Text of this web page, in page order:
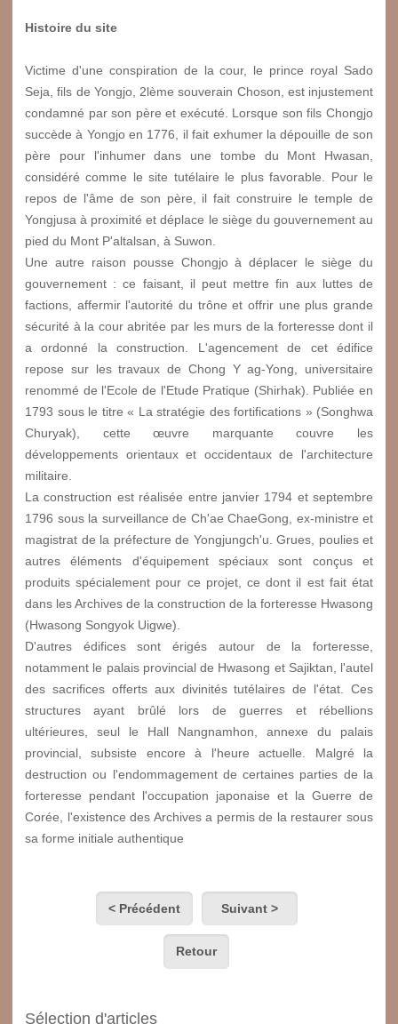
Histoire du site
Victime d'une conspiration de la cour, le prince royal Sado
Seja, fils de Yongjo, 2lème souverain Choson, est injustement
condamné par son père et exécuté. Lorsque son fils Chongjo
succède à Yongjo en 1776, il fait exhumer la dépouille de son
père pour l'inhumer dans une tombe du Mont Hwasan,
considéré comme le site tutélaire le plus favorable. Pour le
repos de l'âme de son père, il fait construire le temple de
Yongjusa à proximité et déplace le siège du gouvernement au
pied du Mont P'altalsan, à Suwon.
Une autre raison pousse Chongjo à déplacer le siège du
gouvernement : ce faisant, il peut mettre fin aux luttes de
factions, affermir l'autorité du trône et offrir une plus grande
sécurité à la cour abritée par les murs de la forteresse dont il
a ordonné la construction. L'agencement de cet édifice
repose sur les travaux de Chong Y ag-Yong, universitaire
renommé de l'Ecole de l'Etude Pratique (Shirhak). Publiée en
1793 sous le titre « La stratégie des fortifications » (Songhwa
Churyak), cette œuvre marquante couvre les
développements orientaux et occidentaux de l'architecture
militaire.
La construction est réalisée entre janvier 1794 et septembre
1796 sous la surveillance de Ch'ae ChaeGong, ex-ministre et
magistrat de la préfecture de Yongjungch'u. Grues, poulies et
autres éléments d'équipement spéciaux sont conçus et
produits spécialement pour ce projet, ce dont il est fait état
dans les Archives de la construction de la forteresse Hwasong
(Hwasong Songyok Uigwe).
D'autres édifices sont érigés autour de la forteresse,
notamment le palais provincial de Hwasong et Sajiktan, l'autel
des sacrifices offerts aux divinités tutélaires de l'état. Ces
structures ayant brûlé lors de guerres et rébellions
ultérieures, seul le Hall Nangnamhon, annexe du palais
provincial, subsiste encore à l'heure actuelle. Malgré la
destruction ou l'endommagement de certaines parties de la
forteresse pendant l'occupation japonaise et la Guerre de
Corée, l'existence des Archives a permis de la restaurer sous
sa forme initiale authentique
< Précédent Suivant >
Retour
Sélection d'articles